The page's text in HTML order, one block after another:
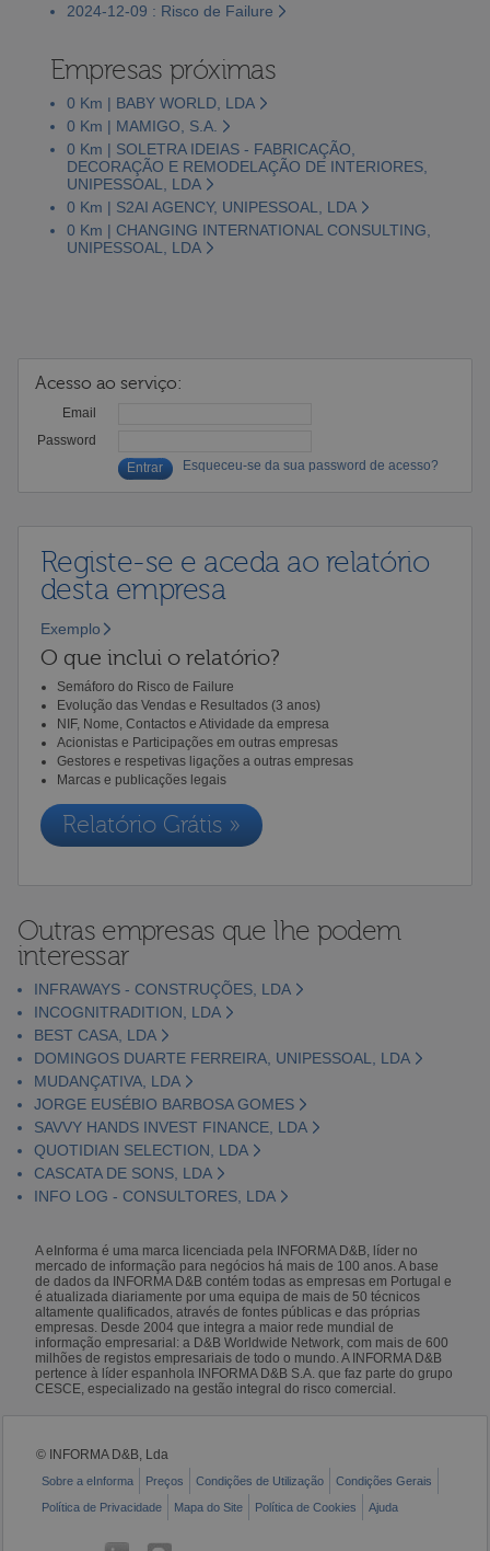
2024-12-09 : Risco de Failure
Empresas próximas
0 Km | BABY WORLD, LDA
0 Km | MAMIGO, S.A.
0 Km | SOLETRA IDEIAS - FABRICAÇÃO,
DECORAÇÃO E REMODELAÇÃO DE INTERIORES,
UNIPESSOAL, LDA
0 Km | S2AI AGENCY, UNIPESSOAL, LDA
0 Km | CHANGING INTERNATIONAL CONSULTING,
UNIPESSOAL, LDA
Acesso ao serviço:
Email
Password
Esqueceu-se da sua password de acesso?
Registe-se e aceda ao relatório
desta empresa
Exemplo
O que inclui o relatório?
Semáforo do Risco de Failure
Evolução das Vendas e Resultados (3 anos)
NIF, Nome, Contactos e Atividade da empresa
Acionistas e Participações em outras empresas
Gestores e respetivas ligações a outras empresas
Marcas e publicações legais
Relatório Grátis »
Outras empresas que lhe podem
interessar
INFRAWAYS - CONSTRUÇÕES, LDA
INCOGNITRADITION, LDA
BEST CASA, LDA
DOMINGOS DUARTE FERREIRA, UNIPESSOAL, LDA
MUDANÇATIVA, LDA
JORGE EUSÉBIO BARBOSA GOMES
SAVVY HANDS INVEST FINANCE, LDA
QUOTIDIAN SELECTION, LDA
CASCATA DE SONS, LDA
INFO LOG - CONSULTORES, LDA
A eInforma é uma marca licenciada pela INFORMA D&B, líder no
mercado de informação para negócios há mais de 100 anos. A base
de dados da INFORMA D&B contém todas as empresas em Portugal e
é atualizada diariamente por uma equipa de mais de 50 técnicos
altamente qualificados, através de fontes públicas e das próprias
empresas. Desde 2004 que integra a maior rede mundial de
informação empresarial: a D&B Worldwide Network, com mais de 600
milhões de registos empresariais de todo o mundo. A INFORMA D&B
pertence à líder espanhola INFORMA D&B S.A. que faz parte do grupo
CESCE, especializado na gestão integral do risco comercial.
© INFORMA D&B, Lda
Sobre a eInforma Preços Condições de Utilização
Condições Gerais
Política de Privacidade
Mapa do Site Política de Cookies Ajuda